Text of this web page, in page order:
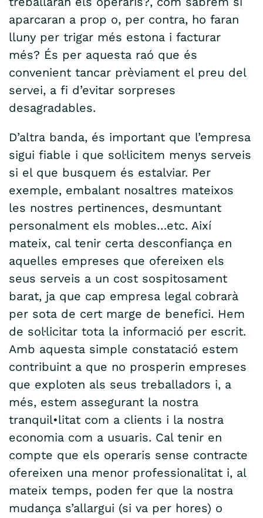
aparcaran a prop o, per contra, ho faran
lluny per trigar més estona i facturar
més? És per aquesta raó que és
convenient tancar prèviament el preu del
servei, a fi d’evitar sorpreses
desagradables.
D’altra banda, és important que l’empresa
sigui fiable i que sol·licitem menys serveis
si el que busquem és estalviar. Per
exemple, embalant nosaltres mateixos
les nostres pertinences, desmuntant
personalment els mobles…etc. Així
mateix, cal tenir certa desconfiança en
aquelles empreses que ofereixen els
seus serveis a un cost sospitosament
barat, ja que cap empresa legal cobrarà
per sota de cert marge de benefici. Hem
de sol·licitar tota la informació per escrit.
Amb aquesta simple constatació estem
contribuint a que no prosperin empreses
que exploten als seus treballadors i, a
més, estem assegurant la nostra
tranquil•litat com a clients i la nostra
economia com a usuaris. Cal tenir en
compte que els operaris sense contracte
ofereixen una menor professionalitat i, al
mateix temps, poden fer que la nostra
mudança s’allargui (si va per hores) o